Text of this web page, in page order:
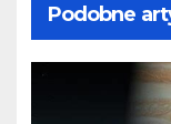
Podobne